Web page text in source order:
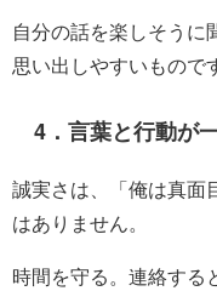
自分の話を楽しそうに
思い出しやすいもので
4．言葉と行動が
誠実さは、「俺は真面
はありません。
時間を守る。連絡する